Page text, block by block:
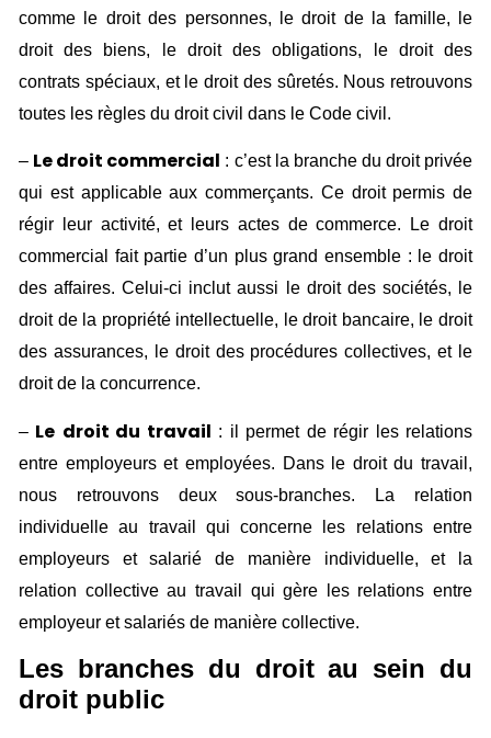
comme le droit des personnes, le droit de la famille, le
droit des biens, le droit des obligations, le droit des
contrats spéciaux, et le droit des sûretés. Nous retrouvons
toutes les règles du droit civil dans le Code civil.
– Le droit commercial : c’est la branche du droit privée
qui est applicable aux commerçants. Ce droit permis de
régir leur activité, et leurs actes de commerce. Le droit
commercial fait partie d’un plus grand ensemble : le droit
des affaires. Celui-ci inclut aussi le droit des sociétés, le
droit de la propriété intellectuelle, le droit bancaire, le droit
des assurances, le droit des procédures collectives, et le
droit de la concurrence.
– Le droit du travail : il permet de régir les relations
entre employeurs et employées. Dans le droit du travail,
nous retrouvons deux sous-branches. La relation
individuelle au travail qui concerne les relations entre
employeurs et salarié de manière individuelle, et la
relation collective au travail qui gère les relations entre
employeur et salariés de manière collective.
Les branches du droit au sein du
droit public